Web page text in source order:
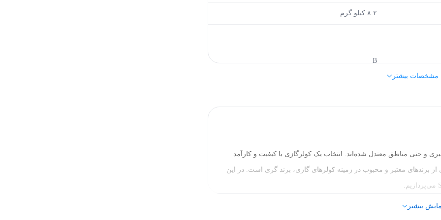
۸.۲ کیلو گرم
B
R۴۱۰A
روتاری,T1
سرمایش/گرمایش
مشخصات بیشتر
و حتی مناطق معتدل شده‌اند. انتخاب یک کولرگازی با کیفیت و کارآمد
برندهای معتبر و محبوب در زمینه کولرهای گازی، برند گری است. در این
بیشتر